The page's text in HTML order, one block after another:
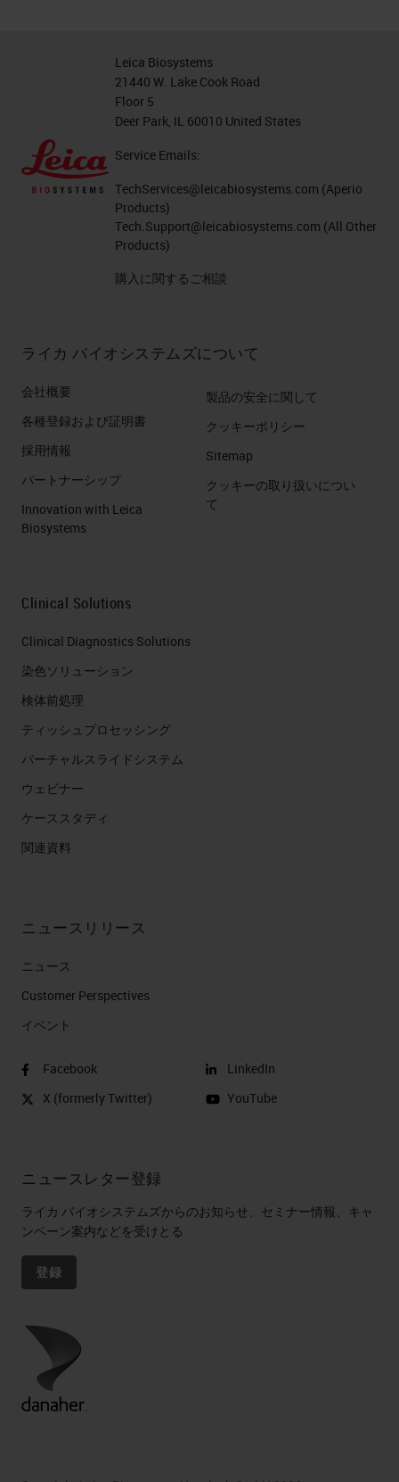
Leica Biosystems
21440 W. Lake Cook Road
Floor 5
Deer Park, IL 60010 United States
Service Emails:
TechServices@leicabiosystems.com (Aperio
Products)
Tech.Support@leicabiosystems.com (All Other
Products)
購入に関するご相談
ライカ バイオシステムズについて
会社概要
各種登録および証明書
採用情報
パートナーシップ
Innovation with Leica
Biosystems
製品の安全に関して
クッキーポリシー
Sitemap
クッキーの取り扱いについ
て
Clinical Solutions
Clinical Diagnostics Solutions
染色ソリューション
検体前処理
ティッシュプロセッシング
バーチャルスライドシステム
ウェビナー
ケーススタディ
関連資料
ニュースリリース
ニュース
Customer Perspectives​
イベント
Facebook
X (formerly Twitter)
LinkedIn
YouTube
ニュースレター登録
ライカ バイオシステムズからのお知らせ、セミナー情報、キャ
ンペーン案内などを受けとる
登録